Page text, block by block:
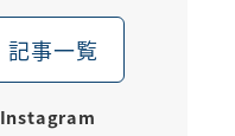
記事一覧
Instagram